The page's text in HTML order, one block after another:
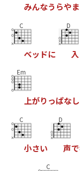
みんなう らやま
C
ベッ ドに
D
入
Em
上がり っぱなし
C
小さい
D
声で
C